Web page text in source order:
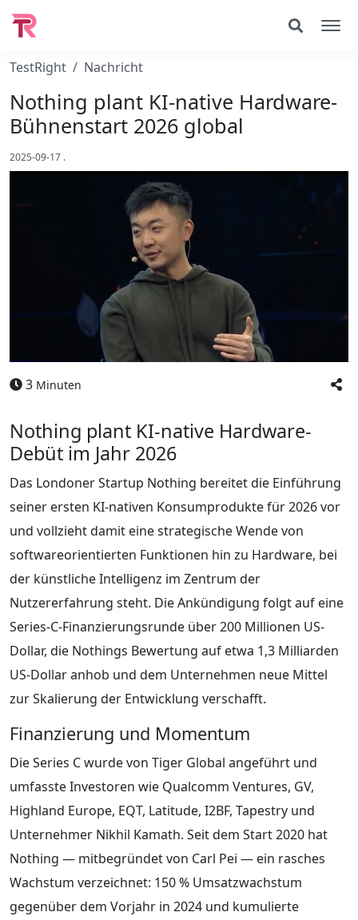
TestRight Nachricht
Nothing plant KI-native Hardware-
Bühnenstart 2026 global
2025-09-17 .
3 Minuten
Nothing plant KI-native Hardware-
Debüt im Jahr 2026
Das Londoner Startup Nothing bereitet die Einführung
seiner ersten KI-nativen Konsumprodukte für 2026 vor
und vollzieht damit eine strategische Wende von
softwareorientierten Funktionen hin zu Hardware, bei
der künstliche Intelligenz im Zentrum der
Nutzererfahrung steht. Die Ankündigung folgt auf eine
Series-C-Finanzierungsrunde über 200 Millionen US-
Dollar, die Nothings Bewertung auf etwa 1,3 Milliarden
US-Dollar anhob und dem Unternehmen neue Mittel
zur Skalierung der Entwicklung verschafft.
Finanzierung und Momentum
Die Series C wurde von Tiger Global angeführt und
umfasste Investoren wie Qualcomm Ventures, GV,
Highland Europe, EQT, Latitude, I2BF, Tapestry und
Unternehmer Nikhil Kamath. Seit dem Start 2020 hat
Nothing — mitbegründet von Carl Pei — ein rasches
Wachstum verzeichnet: 150 % Umsatzwachstum
gegenüber dem Vorjahr in 2024 und kumulierte